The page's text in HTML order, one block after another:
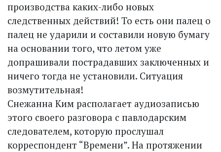
производства каких-либо новых
следственных действий! То есть они палец о
палец не ударили и составили новую бумагу
на основании того, что летом уже
допрашивали пострадавших заключенных и
ничего тогда не установили. Ситуация
возмутительная!
Снежанна Ким располагает ­аудиозаписью
этого своего разговора с павлодарским
следователем, которую прослушал
корреспондент “Времени”. На протяжении